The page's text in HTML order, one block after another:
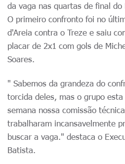
da vaga nas quartas de final do
O primeiro confronto foi no
d'Areia contra o Treze e saiu
placar de 2x1 com gols de
Soares.
" Sabemos da grandeza do
torcida deles, mas o grupo
semana nossa comissão
trabalharam incansavelmente
buscar a vaga." destaca o
Batista.